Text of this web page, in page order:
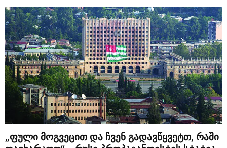
„ფული მოგვეცით და ჩვენ გადავწყვეტთ, რაში